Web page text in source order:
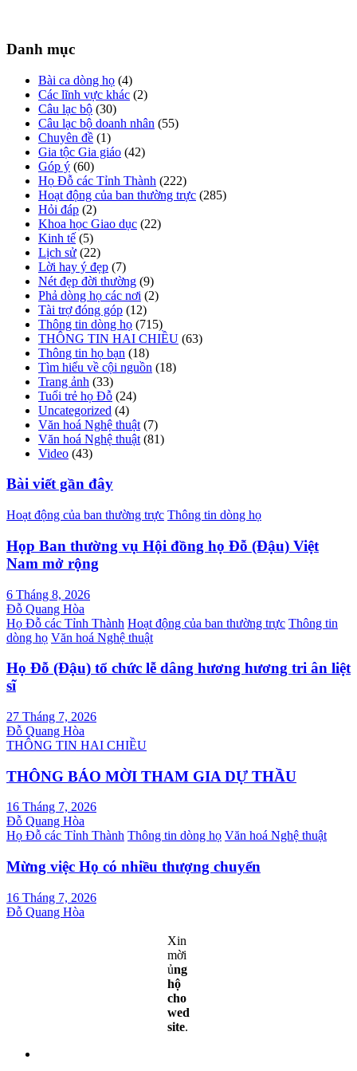
Danh mục
Bài ca dòng họ (4)
Các lĩnh vực khác (2)
Câu lạc bộ (30)
Câu lạc bộ doanh nhân (55)
Chuyên đề (1)
Gia tộc Gia giáo (42)
Góp ý (60)
Họ Đỗ các Tỉnh Thành (222)
Hoạt động của ban thường trực (285)
Hỏi đáp (2)
Khoa học Giao dục (22)
Kinh tế (5)
Lịch sử (22)
Lời hay ý đẹp (7)
Nét đẹp đời thường (9)
Phả dòng họ các nơi (2)
Tài trợ đóng góp (12)
Thông tin dòng họ (715)
THÔNG TIN HAI CHIỀU (63)
Thông tin họ bạn (18)
Tìm hiểu về cội nguồn (18)
Trang ảnh (33)
Tuổi trẻ họ Đỗ (24)
Uncategorized (4)
Văn hoá Nghệ thuật (7)
Văn hoá Nghệ thuật (81)
Video (43)
Bài viết gần đây
Hoạt động của ban thường trực Thông tin dòng họ
Họp Ban thường vụ Hội đồng họ Đỗ (Đậu) Việt
Nam mở rộng
6 Tháng 8, 2026
Đỗ Quang Hòa
Họ Đỗ các Tỉnh Thành Hoạt động của ban thường trực Thông tin
dòng họ Văn hoá Nghệ thuật
Họ Đỗ (Đậu) tổ chức lễ dâng hương hương tri ân liệt
sĩ
27 Tháng 7, 2026
Đỗ Quang Hòa
THÔNG TIN HAI CHIỀU
THÔNG BÁO MỜI THAM GIA DỰ THẦU
16 Tháng 7, 2026
Đỗ Quang Hòa
Họ Đỗ các Tỉnh Thành Thông tin dòng họ Văn hoá Nghệ thuật
Mừng việc Họ có nhiều thượng chuyển
16 Tháng 7, 2026
Đỗ Quang Hòa
Xin
mời
ủng
hộ
cho
wed
site.